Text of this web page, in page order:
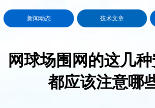
新闻动态 技术文章
网球场围网的这几
都应该注意哪